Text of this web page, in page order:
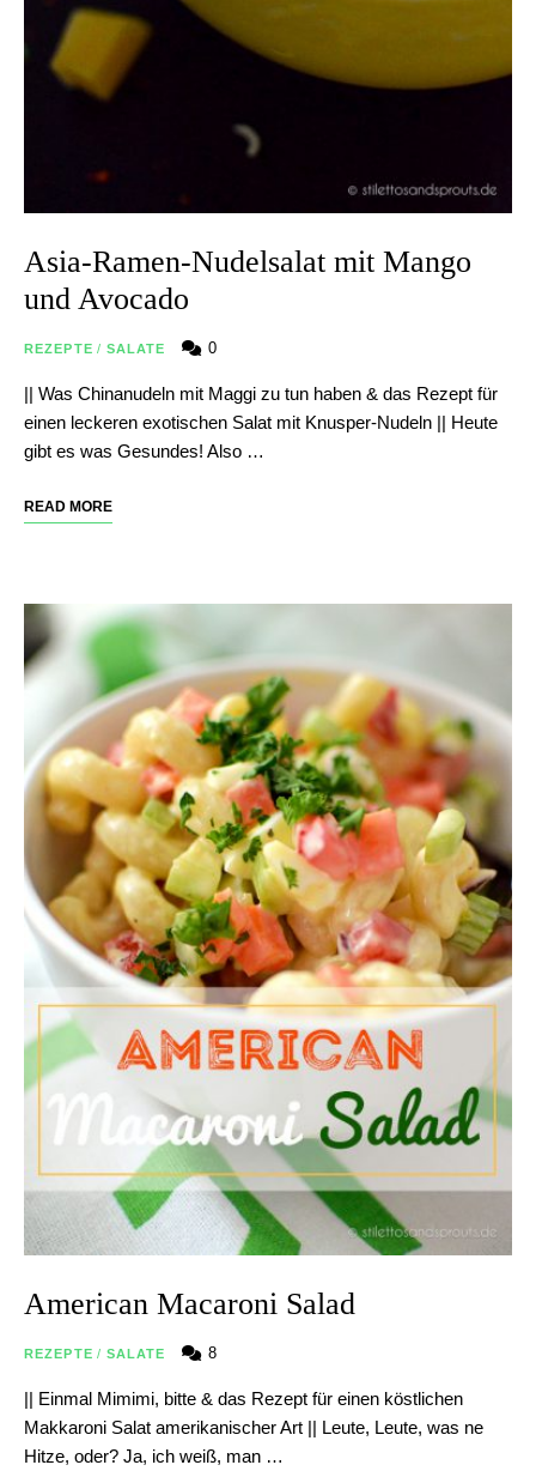
Asia-Ramen-Nudelsalat mit Mango
und Avocado
REZEPTE / SALATE 0
|| Was Chinanudeln mit Maggi zu tun haben & das Rezept für
einen leckeren exotischen Salat mit Knusper-Nudeln || Heute
gibt es was Gesundes! Also …
READ MORE
American Macaroni Salad
REZEPTE / SALATE 8
|| Einmal Mimimi, bitte & das Rezept für einen köstlichen
Makkaroni Salat amerikanischer Art || Leute, Leute, was ne
Hitze, oder? Ja, ich weiß, man …